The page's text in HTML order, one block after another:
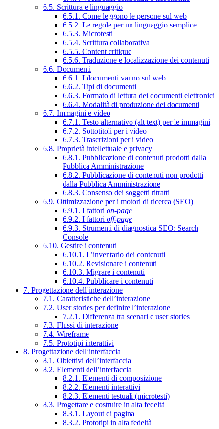
6.5. Scrittura e linguaggio
6.5.1. Come leggono le persone sul web
6.5.2. Le regole per un linguaggio semplice
6.5.3. Microtesti
6.5.4. Scrittura collaborativa
6.5.5. Content critique
6.5.6. Traduzione e localizzazione dei contenuti
6.6. Documenti
6.6.1. I documenti vanno sul web
6.6.2. Tipi di documenti
6.6.3. Formato di lettura dei documenti elettronici
6.6.4. Modalità di produzione dei documenti
6.7. Immagini e video
6.7.1. Testo alternativo (alt text) per le immagini
6.7.2. Sottotitoli per i video
6.7.3. Trascrizioni per i video
6.8. Proprietà intellettuale e privacy
6.8.1. Pubblicazione di contenuti prodotti dalla
Pubblica Amministrazione
6.8.2. Pubblicazione di contenuti non prodotti
dalla Pubblica Amministrazione
6.8.3. Consenso dei soggetti ritratti
6.9. Ottimizzazione per i motori di ricerca (SEO)
6.9.1. I fattori on-page
6.9.2. I fattori off-page
6.9.3. Strumenti di diagnostica SEO: Search
Console
6.10. Gestire i contenuti
6.10.1. L’inventario dei contenuti
6.10.2. Revisionare i contenuti
6.10.3. Migrare i contenuti
6.10.4. Pubblicare i contenuti
7. Progettazione dell’interazione
7.1. Caratteristiche dell’interazione
7.2. User stories per definire l’interazione
7.2.1. Differenza tra scenari e user stories
7.3. Flussi di interazione
7.4. Wireframe
7.5. Prototipi interattivi
8. Progettazione dell’interfaccia
8.1. Obiettivi dell’interfaccia
8.2. Elementi dell’interfaccia
8.2.1. Elementi di composizione
8.2.2. Elementi interattivi
8.2.3. Elementi testuali (microtesti)
8.3. Progettare e costruire in alta fedeltà
8.3.1. Layout di pagina
8.3.2. Prototipi in alta fedeltà